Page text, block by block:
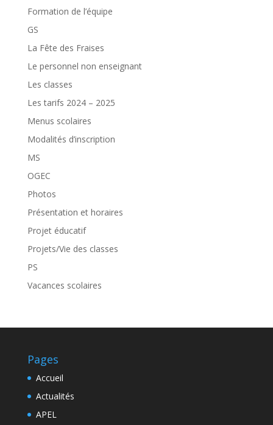
Formation de l’équipe
GS
La Fête des Fraises
Le personnel non enseignant
Les classes
Les tarifs 2024 – 2025
Menus scolaires
Modalités d’inscription
MS
OGEC
Photos
Présentation et horaires
Projet éducatif
Projets/Vie des classes
PS
Vacances scolaires
Pages
Accueil
Actualités
APEL